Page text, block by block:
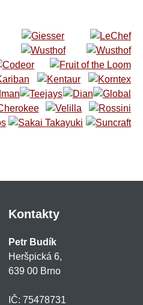
Kontakty
Petr Budík
Heršpická 6,
639 00 Brno
IČ: 75478731